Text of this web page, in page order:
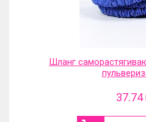
Шланг
37.74